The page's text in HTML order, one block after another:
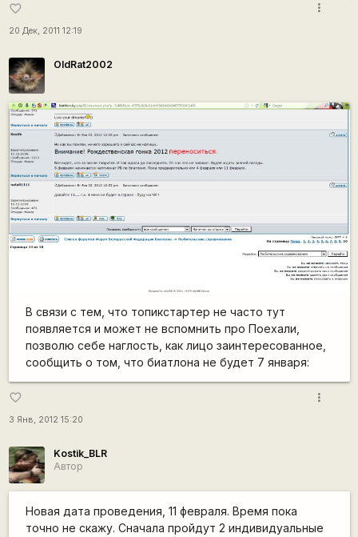
favorite_border
20 Дек, 2011 12:19
more_vert
OldRat2002
В связи с тем, что топикстартер не часто тут
появляется и может не вспомнить про Поехали,
позволю себе наглость, как лицо заинтересованное,
сообщить о том, что биатлона не будет 7 января:
favorite_border
3 Янв, 2012 15:20
more_vert
Kostik_BLR
Автор
Новая дата проведения, 11 февраля. Время пока
точно не скажу. Сначала пройдут 2 индивидуальные